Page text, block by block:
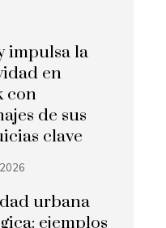
impulsa la
en
con
de sus
clave
urbana
ejemplos